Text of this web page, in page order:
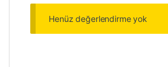
Henüz değerlendirme yok